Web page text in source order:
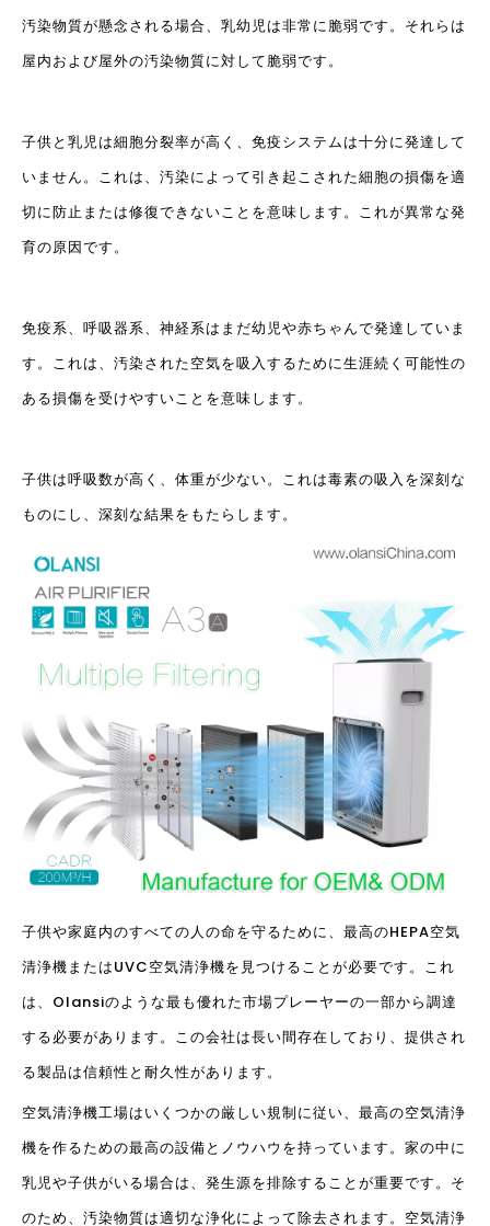
汚染物質が懸念される場合、乳幼児は非常に脆弱です。それらは
屋内および屋外の汚染物質に対して脆弱です。
子供と乳児は細胞分裂率が高く、免疫システムは十分に発達して
いません。これは、汚染によって引き起こされた細胞の損傷を適
切に防止または修復できないことを意味します。これが異常な発
育の原因です。
免疫系、呼吸器系、神経系はまだ幼児や赤ちゃんで発達していま
す。これは、汚染された空気を吸入するために生涯続く可能性の
ある損傷を受けやすいことを意味します。
子供は呼吸数が高く、体重が少ない。これは毒素の吸入を深刻な
ものにし、深刻な結果をもたらします。
子供や家庭内のすべての人の命を守るために、最高のHEPA空気
清浄機またはUVC空気清浄機を見つけることが必要です。これ
は、Olansiのような最も優れた市場プレーヤーの一部から調達
する必要があります。この会社は長い間存在しており、提供され
る製品は信頼性と耐久性があります。
空気清浄機工場はいくつかの厳しい規制に従い、最高の空気清浄
機を作るための最高の設備とノウハウを持っています。家の中に
乳児や子供がいる場合は、発生源を排除することが重要です。そ
のため、汚染物質は適切な浄化によって除去されます。 空気清浄